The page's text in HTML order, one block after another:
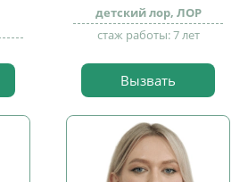
детский лор, ЛОР
стаж работы: 7 лет
Вызвать